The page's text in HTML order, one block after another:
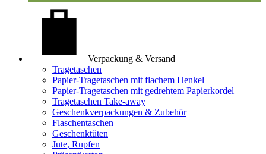
Verpackung & Versand
Tragetaschen
Papier-Tragetaschen mit flachem Henkel
Papier-Tragetaschen mit gedrehtem Papierkordel
Tragetaschen Take-away
Geschenkverpackungen & Zubehör
Flaschentaschen
Geschenktüten
Jute, Rupfen